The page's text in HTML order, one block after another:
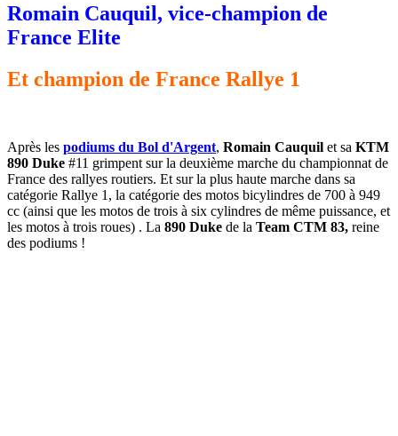
Romain Cauquil, vice-champion de
France Elite
Et champion de France Rallye 1
Après les podiums du Bol d'Argent, Romain Cauquil et sa KTM
890 Duke #11 grimpent sur la deuxième marche du championnat de
France des rallyes routiers. Et sur la plus haute marche dans sa
catégorie Rallye 1, la catégorie des motos bicylindres de 700 à 949
cc (ainsi que les motos de trois à six cylindres de même puissance, et
les motos à trois roues) . La 890 Duke de la Team CTM 83, reine
des podiums !